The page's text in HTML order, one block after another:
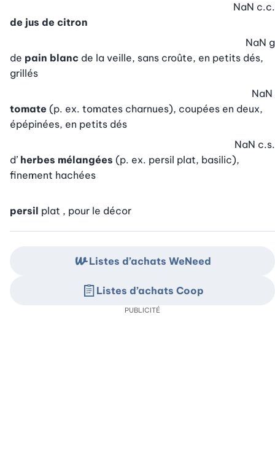
de jus de citron
NaN c.c.
de pain blanc de la veille, sans croûte, en petits dés,
grillés
NaN g
tomate (p. ex. tomates charnues), coupées en deux,
épépinées, en petits dés
NaN
d’ herbes mélangées (p. ex. persil plat, basilic),
finement hachées
NaN c.s.
persil plat , pour le décor
Listes d’achats WeNeed
Listes d’achats Coop
PUBLICITÉ